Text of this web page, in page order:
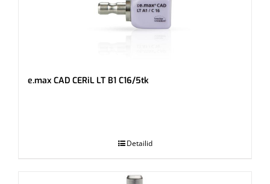
e.max CAD CERiL LT B1 C16/5tk
Detailid